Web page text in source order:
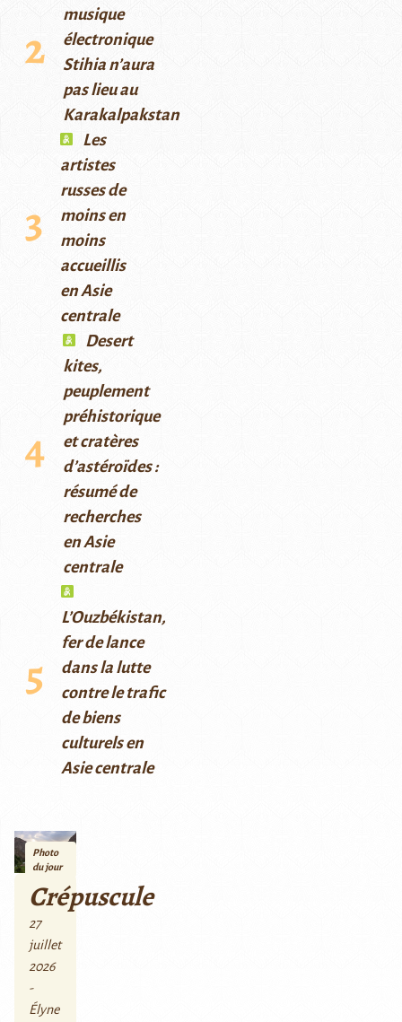
musique
électronique
Stihia n’aura
pas lieu au
Karakalpakstan
Les
artistes
russes de
moins en
moins
accueillis
en Asie
centrale
Desert
kites,
peuplement
préhistorique
et cratères
d’astéroïdes :
résumé de
recherches
en Asie
centrale
L’Ouzbékistan,
fer de lance
dans la lutte
contre le trafic
de biens
culturels en
Asie centrale
Photo
du jour
Crépuscule
27
juillet
2026
-
Élyne